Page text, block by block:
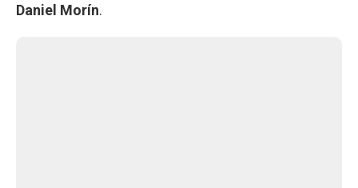
Daniel Morín.